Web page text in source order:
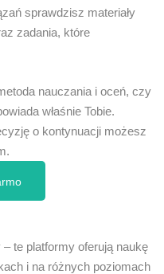
sprawdzisz materiały
zadania, które
nauczania i oceń, czy
właśnie Tobie.
o kontynuacji możesz
te platformy oferują naukę
i na różnych poziomach